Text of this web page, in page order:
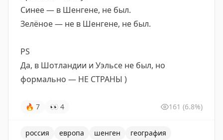
Синее — в Шенгене, не был.
Зелёное — не в Шенгене, не был.
PS
Да, в Шотландии и Уэльсе не был, но
формально — НЕ СТРАНЫ )
🔥 7 👀 4 161 (6.8%)
россия европа шенген
география